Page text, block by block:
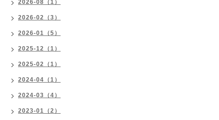
2026-08（1）
2026-02（3）
2026-01（5）
2025-12（1）
2025-02（1）
2024-04（1）
2024-03（4）
2023-01（2）